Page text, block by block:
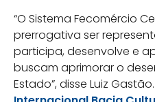
“O Sistema Fecomércio
prerrogativa ser
participa, desenvolve e
buscam aprimorar o
Estado”, disse Luiz